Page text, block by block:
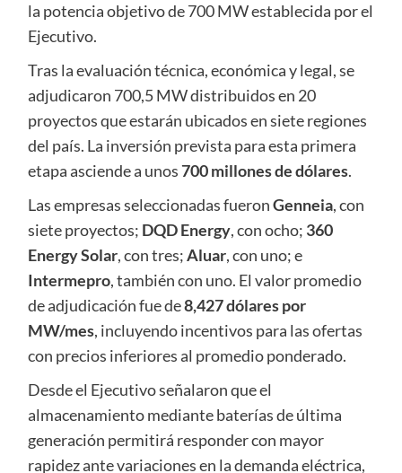
la potencia objetivo de 700 MW establecida por el
Ejecutivo.
Tras la evaluación técnica, económica y legal, se
adjudicaron 700,5 MW distribuidos en 20
proyectos que estarán ubicados en siete regiones
del país. La inversión prevista para esta primera
etapa asciende a unos700 millones de dólares.
Las empresas seleccionadas fueronGenneia, con
siete proyectos; DQD Energy, con ocho; 360
Energy Solar, con tres;Aluar, con uno; e
Intermepro, también con uno. El valor promedio
de adjudicación fue de8,427 dólares por
MW/mes, incluyendo incentivos para las ofertas
con precios inferiores al promedio ponderado.
Desde el Ejecutivo señalaron que el
almacenamiento mediante baterías de última
generación permitirá responder con mayor
rapidez ante variaciones en la demanda eléctrica,